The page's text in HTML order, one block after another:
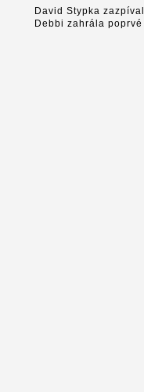
David Stypka
Debbi zahrála